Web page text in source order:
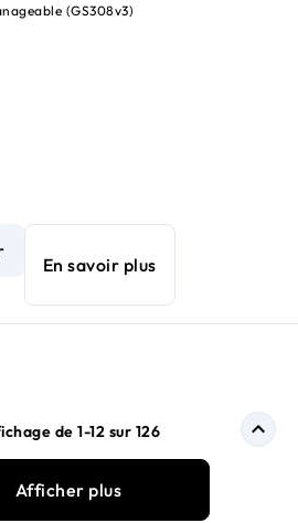
(GS308v3)
manageable 8 ports Gigabit
En savoir plus
de 1-12 sur 126
Afficher plus